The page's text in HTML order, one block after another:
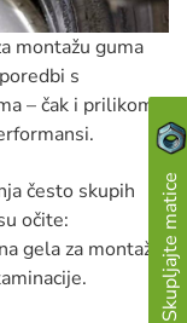
montažu guma
s
– čak i prilikom
često skupih
očite:
gela za montažuSkupljajte matice